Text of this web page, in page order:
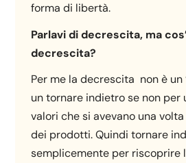
forma di libertà.
Parlavi di decrescita, ma
decrescita?
Per me la decrescita non è un
un tornare indietro se non per
valori che si avevano una
dei prodotti. Quindi tornare
semplicemente per riscoprire